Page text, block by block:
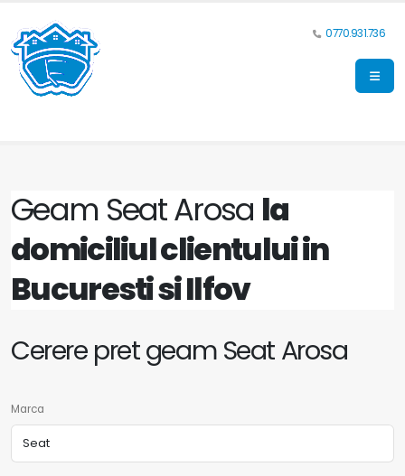
0770.931.736
Geam Seat Arosa la
domiciliul clientului in
Bucuresti si Ilfov
Cerere pret geam Seat Arosa
Marca